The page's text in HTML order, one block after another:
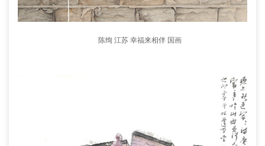
陈绚 江苏 幸福来相伴 国画